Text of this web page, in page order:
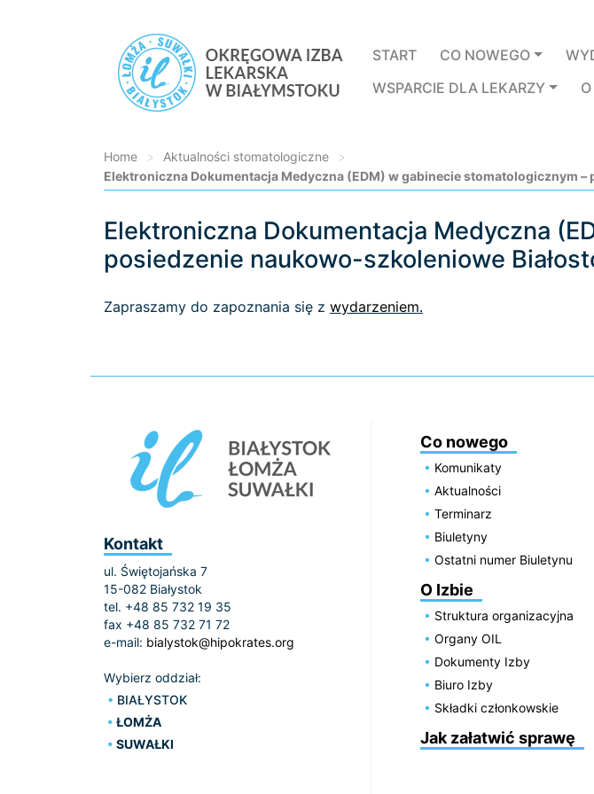
START
CO NOWEGO
WSPARCIE DLA LEKARZY
Home > Aktualności stomatologiczne
>
Elektroniczna Dokumentacja Medyczna (EDM) w gabinecie stomatologicznym
Elektroniczna Dokumentacja Medyczna
posiedzenie naukowo-szkoleniowe
Zapraszamy do zapoznania się z wydarzeniem.
Kontakt
ul. Świętojańska 7
15-082 Białystok
tel. +48 85 732 19 35
fax +48 85 732 71 72
e-mail: bialystok@hipokrates.org
Wybierz oddział:
BIAŁYSTOK
ŁOMŻA
SUWAŁKI
Co nowego
Komunikaty
Aktualności
Terminarz
Biuletyny
Ostatni numer Biuletynu
O Izbie
Struktura organizacyjna
Organy OIL
Dokumenty Izby
Biuro Izby
Składki członkowskie
Jak załatwić sprawę